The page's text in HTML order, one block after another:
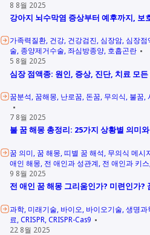
8 8월 2025
강아지 뇌수막염 증상부터 예후까지, 보
가족력질환 건강 건강검진 심장암 심장점
술 종양제거수술 좌심방종양 호흡곤란
5 8월 2025
심장 점액종: 원인, 증상, 진단, 치료 모든
꿈분석 꿈해몽 난로꿈 돈꿈 무의식 불꿈
7 8월 2025
불 꿈 해몽 총정리: 25가지 상황별 의미
꿈 의미 꿈 해몽 띠별 꿈 해석 무의식 메시
애인 해몽 전 애인과 성관계 전 애인과 키스
9 8월 2025
전 애인 꿈 해몽 그리움인가? 미련인가?
과학 미래기술 바이오 바이오기술 생명과
료 CRISPR CRISPR-Cas9
22 8월 2025